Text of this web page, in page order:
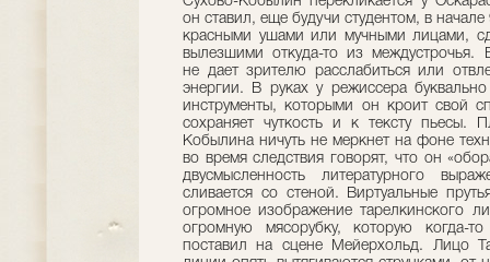
он ставил, еще будучи студентом, в
красными ушами или мучными лицами,
вылезшими откуда-то из междустрочья.
не дает зрителю расслабиться или
энергии. В руках у режиссера
инструменты, которыми он кроит свой
сохраняет чуткость и к тексту пьесы.
Кобылина ничуть не меркнет на фоне
во время следствия говорят, что он
двусмысленность литературного
сливается со стеной. Виртуальные
огромное изображение тарелкинского
огромную мясорубку, которую когда-
поставил на сцене Мейерхольд. Лицо